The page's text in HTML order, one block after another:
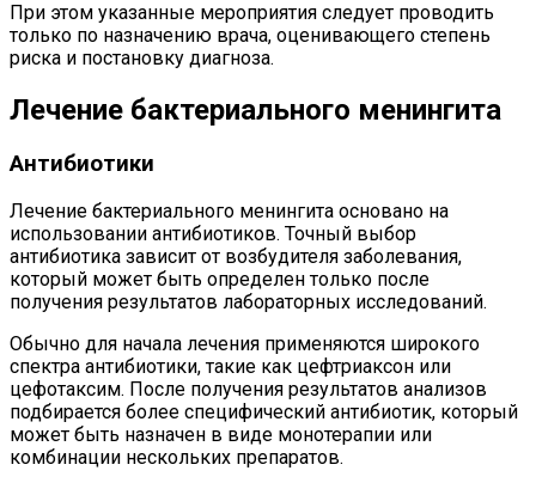
При этом указанные мероприятия следует проводить
только по назначению врача, оценивающего степень
риска и постановку диагноза.
Лечение бактериального менингита
Антибиотики
Лечение бактериального менингита основано на
использовании антибиотиков. Точный выбор
антибиотика зависит от возбудителя заболевания,
который может быть определен только после
получения результатов лабораторных исследований.
Обычно для начала лечения применяются широкого
спектра антибиотики, такие как цефтриаксон или
цефотаксим. После получения результатов анализов
подбирается более специфический антибиотик, который
может быть назначен в виде монотерапии или
комбинации нескольких препаратов.